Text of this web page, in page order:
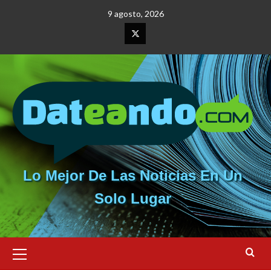
9 agosto, 2026
Elemento
del
menú
Lo Mejor De Las Noticias En Un
Solo Lugar
primario